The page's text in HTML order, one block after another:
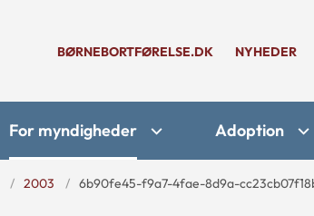
BØRNEBORTFØRELSE.DK NYHEDER
For myndigheder Adoption
2003 6b90fe45-f9a7-4fae-8d9a-